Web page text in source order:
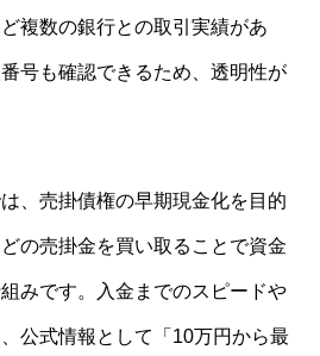
複数の銀行との取引実績があ
号も確認できるため、透明性が
、売掛債権の早期現金化を目的
の売掛金を買い取ることで資金
みです。入金までのスピードや
公式情報として「10万円から最